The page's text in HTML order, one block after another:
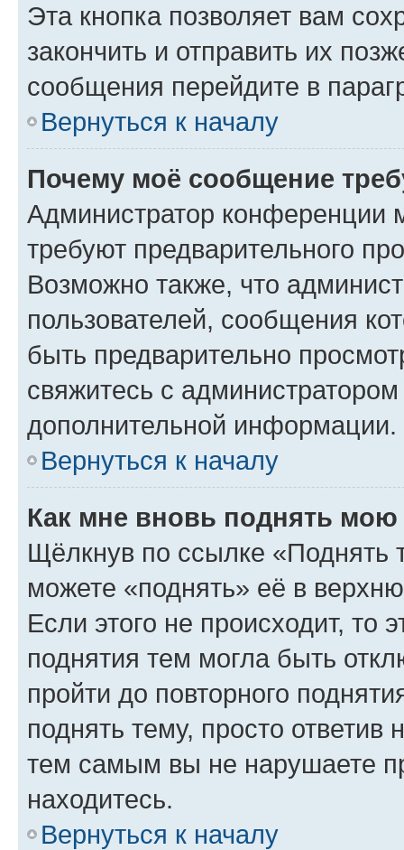
Эта кнопка позволяет вам
закончить и отправить их
сообщения перейдите в
Вернуться к началу
Почему моё сообщение
Администратор конференции
требуют предварительного
Возможно также, что
пользователей, сообщения
быть предварительно
свяжитесь с
дополнительной информации.
Вернуться к началу
Как мне вновь поднять мою
Щёлкнув по ссылке «Поднять
можете «поднять» её в
Если этого не происходит, то
поднятия тем могла быть
пройти до повторного
поднять тему, просто ответив
тем самым вы не нарушаете
находитесь.
Вернуться к началу